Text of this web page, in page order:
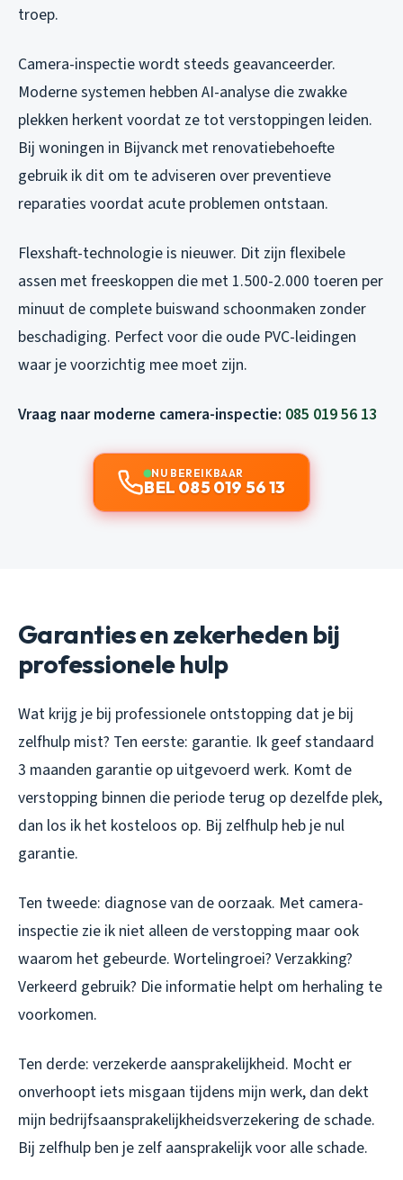
troep.
Camera-inspectie wordt steeds geavanceerder.
Moderne systemen hebben AI-analyse die zwakke
plekken herkent voordat ze tot verstoppingen leiden.
Bij woningen in Bijvanck met renovatiebehoefte
gebruik ik dit om te adviseren over preventieve
reparaties voordat acute problemen ontstaan.
Flexshaft-technologie is nieuwer. Dit zijn flexibele
assen met freeskoppen die met 1.500-2.000 toeren per
minuut de complete buiswand schoonmaken zonder
beschadiging. Perfect voor die oude PVC-leidingen
waar je voorzichtig mee moet zijn.
Vraag naar moderne camera-inspectie: 085 019 56 13
NU BEREIKBAAR
BEL 085 019 56 13
Garanties en zekerheden bij
professionele hulp
Wat krijg je bij professionele ontstopping dat je bij
zelfhulp mist? Ten eerste: garantie. Ik geef standaard
3 maanden garantie op uitgevoerd werk. Komt de
verstopping binnen die periode terug op dezelfde plek,
dan los ik het kosteloos op. Bij zelfhulp heb je nul
garantie.
Ten tweede: diagnose van de oorzaak. Met camera-
inspectie zie ik niet alleen de verstopping maar ook
waarom het gebeurde. Wortelingroei? Verzakking?
Verkeerd gebruik? Die informatie helpt om herhaling te
voorkomen.
Ten derde: verzekerde aansprakelijkheid. Mocht er
onverhoopt iets misgaan tijdens mijn werk, dan dekt
mijn bedrijfsaansprakelijkheidsverzekering de schade.
Bij zelfhulp ben je zelf aansprakelijk voor alle schade.